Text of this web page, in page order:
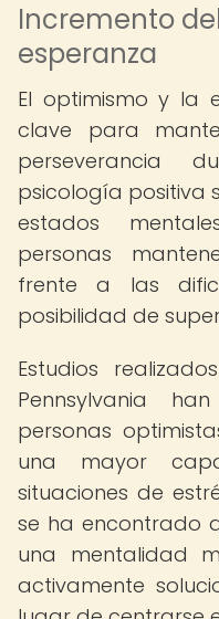
Incremento
esperanza
El optimismo y la
clave para
perseverancia
psicología positiva
estados
personas
frente a las
posibilidad de
Estudios
Pennsylvania
personas
una mayor
situaciones de
se ha encontrado
una mentalidad
activamente